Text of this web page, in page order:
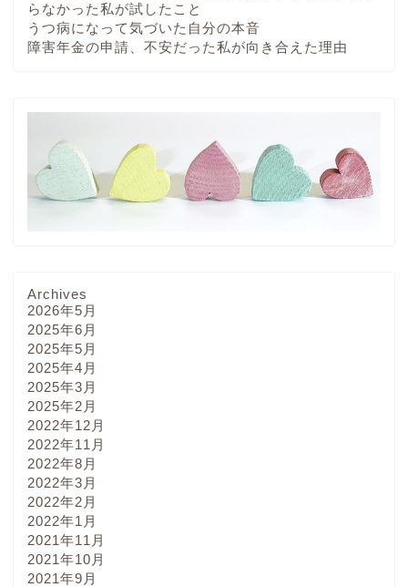
らなかった私が試したこと
うつ病になって気づいた自分の本音
障害年金の申請、不安だった私が向き合えた理由
Archives
2026年5月
2025年6月
2025年5月
2025年4月
2025年3月
2025年2月
2022年12月
2022年11月
2022年8月
2022年3月
2022年2月
2022年1月
2021年11月
2021年10月
2021年9月